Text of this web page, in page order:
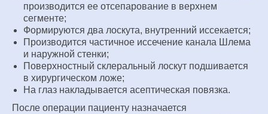
производится ее отсепарование в верхнем
сегменте;
Формируются два лоскута, внутренний иссекается;
Производится частичное иссечение канала Шлема
и наружной стенки;
Поверхностный склеральный лоскут подшивается
в хирургическом ложе;
На глаз накладывается асептическая повязка.
После операции пациенту назначается